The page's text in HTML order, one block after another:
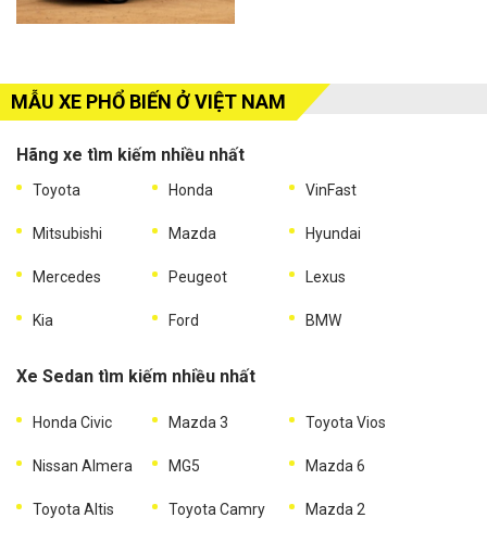
MẪU XE PHỔ BIẾN Ở VIỆT NAM
Hãng xe tìm kiếm nhiều nhất
Toyota Honda VinFast
Mitsubishi Mazda Hyundai
Mercedes Peugeot Lexus
Kia Ford BMW
Xe Sedan tìm kiếm nhiều nhất
Honda Civic Mazda 3 Toyota Vios
Nissan Almera MG5 Mazda 6
Toyota Altis Toyota Camry Mazda 2